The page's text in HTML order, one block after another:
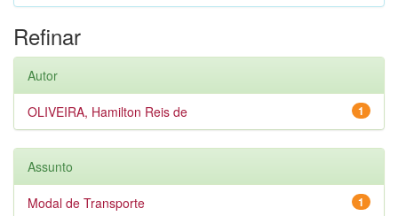
Refinar
Autor
1
OLIVEIRA, Hamilton Reis de
Assunto
1
Modal de Transporte